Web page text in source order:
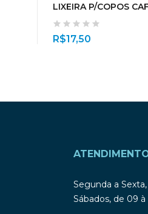
LIXEIRA P/COPOS
R$17,50
Segunda a
Sábados, de 09 à